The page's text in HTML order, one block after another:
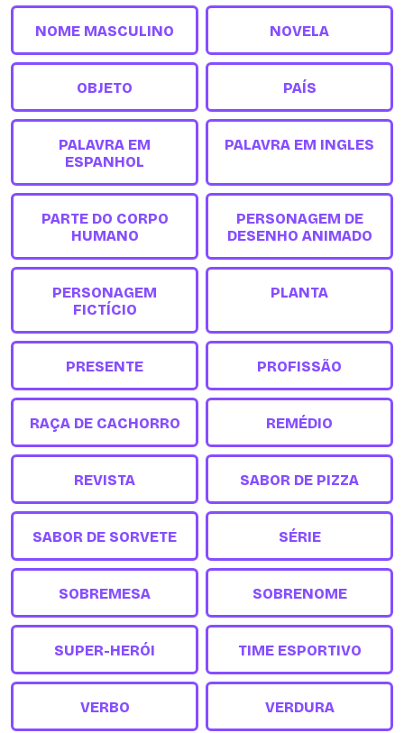
NOME MASCULINO NOVELA
OBJETO PAÍS
PALAVRA EM
ESPANHOL
PALAVRA EM INGLES
PARTE DO CORPO
HUMANO
PERSONAGEM DE
DESENHO ANIMADO
PERSONAGEM
FICTÍCIO
PLANTA
PRESENTE PROFISSÃO
RAÇA DE CACHORRO REMÉDIO
REVISTA SABOR DE PIZZA
SABOR DE SORVETE SÉRIE
SOBREMESA SOBRENOME
SUPER-HERÓI TIME ESPORTIVO
VERBO VERDURA